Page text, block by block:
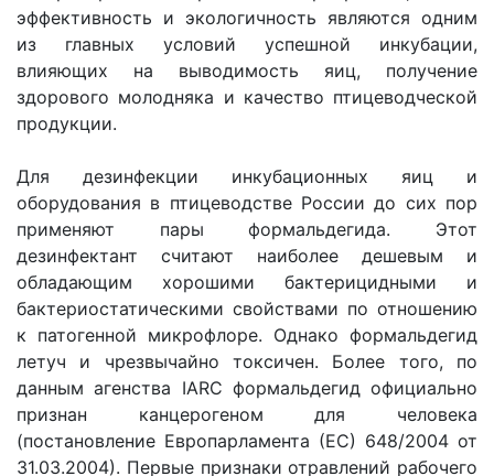
эффективность и экологичность являются одним
из главных условий успешной инкубации,
влияющих на выводимость яиц, получение
здорового молодняка и качество птицеводческой
продукции.
Для дезинфекции инкубационных яиц и
оборудования в птицеводстве России до сих пор
применяют пары формальдегида. Этот
дезинфектант считают наиболее дешевым и
обладающим хорошими бактерицидными и
бактериостатическими свойствами по отношению
к патогенной микрофлоре. Однако формальдегид
летуч и чрезвычайно токсичен. Более того, по
данным агенства IARC формальдегид официально
признан канцерогеном для человека
(постановление Европарламента (ЕС) 648/2004 от
31.03.2004). Первые признаки отравлений рабочего